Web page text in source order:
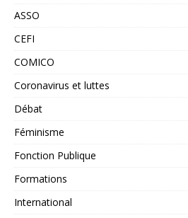
ASSO
CEFI
COMICO
Coronavirus et luttes
Débat
Féminisme
Fonction Publique
Formations
International